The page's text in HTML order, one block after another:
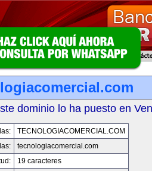
dominio lo ha puesto en
TECNOLOGIACOMERCIAL.COM
tecnologiacomercial.com
19 caracteres